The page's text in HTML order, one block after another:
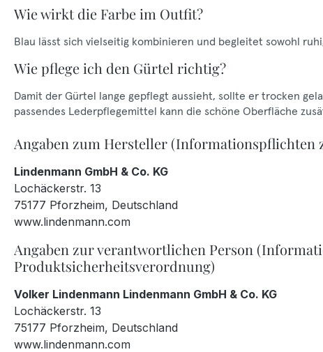
Wie wirkt die Farbe im Outfit?
Blau lässt sich vielseitig kombinieren und begleitet sowohl
Wie pflege ich den Gürtel richtig?
Damit der Gürtel lange gepflegt aussieht, sollte er trocken
passendes Lederpflegemittel kann die schöne Oberfläche
Angaben zum Hersteller (Informationspflichten
Lindenmann GmbH & Co. KG
Lochäckerstr. 13
75177 Pforzheim, Deutschland
www.lindenmann.com
Angaben zur verantwortlichen Person
Produktsicherheitsverordnung)
Volker Lindenmann Lindenmann GmbH & Co. KG
Lochäckerstr. 13
75177 Pforzheim, Deutschland
www.lindenmann.com